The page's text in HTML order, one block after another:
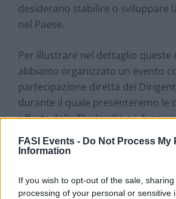
FASI Events - Do Not Process My
Information
If you wish to opt-out of the sale,
processing of your personal or sensitive
desiderano stabilire o sviluppare
nel Paese.
Per illustrare nel dettaglio
abbiamo organizzato un evento
partecipazione diretta dei
durante il quale presenteremo le
offerte dalla Thailandia e i
spiegheranno i relativi incentivi.